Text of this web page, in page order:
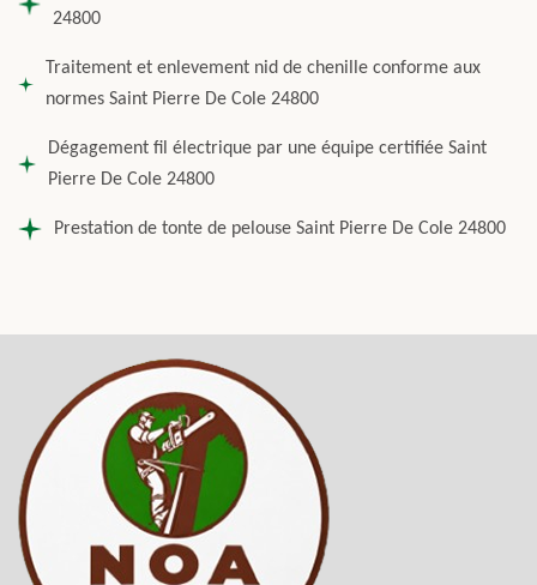
24800
Traitement et enlevement nid de chenille conforme aux
normes Saint Pierre De Cole 24800
Dégagement fil électrique par une équipe certifiée Saint
Pierre De Cole 24800
Prestation de tonte de pelouse Saint Pierre De Cole 24800